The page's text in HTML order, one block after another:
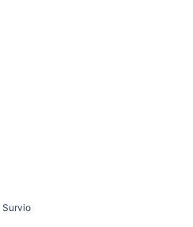
Survio